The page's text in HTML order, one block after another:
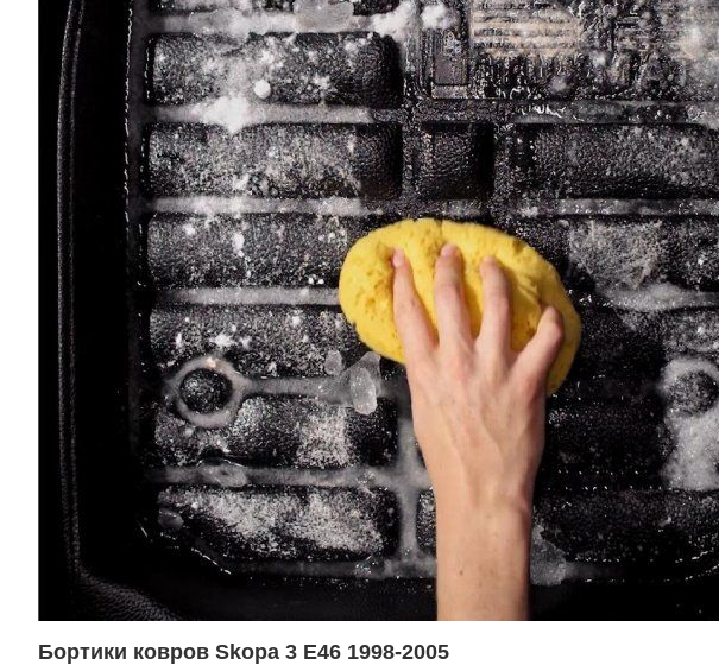
Бортики ковров Skopa 3 E46 1998-2005